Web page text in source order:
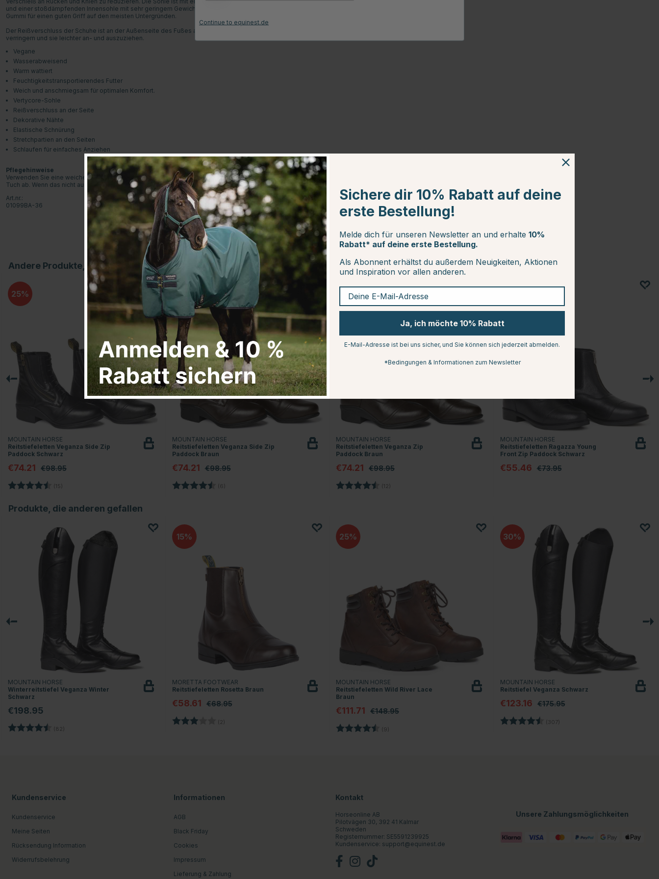
und einer stoßdämpfenden Innensohle mit sehr geringem Gewicht aufgebaut. Dazu kommt auch die abriebfeste Außensohle aus gemustertem
Gummi für einen guten Griff auf den meisten Untergründen.
Der Reißverschluss der Schuhe ist an der Außenseite des Fußes angebracht, um das Risiko von Scheuern gegen Pferd und Ausrüstung zu
verringern und sie leichter an- und auszuziehen.
Vegane
Wasserabweisend
Warm wattiert
Feuchtigkeitstransportierendes Futter
Weich und anschmiegsam für optimalen Komfort.
Vertycore-Sohle
Reißverschluss an der Seite
Dekorative Nähte
Elastische Schnürung
Stretchpartien an den Seiten
Schlaufen für einfaches Anziehen
Pflegehinweise
Verwenden Sie eine weiche Bürste, um den Reißverschluss und alle Nähte sauber zu bürsten. Wischen Sie dann die Schuhe mit einem feuchten
Tuch ab. Wenn das nicht ausreicht, können Sie eine milde Seife verwenden, um den Schmutz zu lösen und dann die Schuhe abzuwischen.
Art.nr.:
01099BA-36
Andere Produkte, die Ihnen gefallen könnten
25
MOUNTAIN HORSE
Reitstiefeletten Veganza Side Zip
Paddock Schwarz
€74.21 €98.95
Bewertung: (15)
25
MOUNTAIN HORSE
Reitstiefeletten Veganza Side Zip
Paddock Braun
€74.21 €98.95
Bewertung: (6)
25
MOUNTAIN HORSE
Reitstiefeletten Veganza Zip
Paddock Braun
€74.21 €98.95
Bewertung: (12)
MOUNTAIN HORSE
Reitstiefeletten Ragazza Young
Front Zip Paddock Schwarz
€55.46 €73.95
Produkte, die anderen gefallen
MOUNTAIN HORSE
Winterreitstiefel Veganza Winter
Schwarz
€198.95
Bewertung: (82)
15
MORETTA FOOTWEAR
Reitstiefeletten Rosetta Braun
€58.61 €68.95
Bewertung: (2)
25
MOUNTAIN HORSE
Reitstiefeletten Wild River Lace
Braun
€111.71 €148.95
Bewertung: (9)
30
MOUNTAIN HORSE
Reitstiefel Veganza Schwarz
€123.16 €175.95
Bewertung: (307)
Kundenservice
Kundenservice
Meine Seiten
Rücksendung Information
Widerrufsbelehrung
Informationen
AGB
Black Friday
Cookies
Impressum
Lieferung & Zahlung
Kontakt
Horseonline AB
Pilotvägen 30, 392 41 Kalmar
Schweden
Registernummer: SE5591239925
Kundenservice: support@equinest.de
Unsere Zahlungsmöglichkeiten
Continue to equinest.de
Sichere dir 10% Rabatt auf deine
erste Bestellung!
Melde dich für unseren Newsletter an und erhalte 10%
Rabatt* auf deine erste Bestellung.
Als Abonnent erhältst du außerdem Neuigkeiten, Aktionen
und Inspiration vor allen anderen.
Deine E-Mail-Adresse
Ja, ich möchte 10% Rabatt
E-Mail-Adresse ist bei uns sicher, und Sie können sich jederzeit abmelden.
*Bedingungen & Informationen zum Newsletter